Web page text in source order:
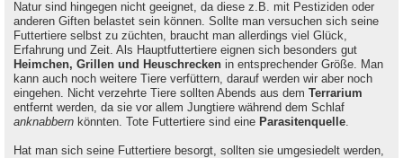
Natur sind hingegen nicht geeignet, da diese z.B. mit Pestiziden oder
anderen Giften belastet sein können. Sollte man versuchen sich seine
Futtertiere selbst zu züchten, braucht man allerdings viel Glück,
Erfahrung und Zeit. Als Hauptfuttertiere eignen sich besonders gut
Heimchen, Grillen und Heuschrecken in entsprechender Größe. Man
kann auch noch weitere Tiere verfüttern, darauf werden wir aber noch
eingehen. Nicht verzehrte Tiere sollten Abends aus dem Terrarium
entfernt werden, da sie vor allem Jungtiere während dem Schlaf
anknabbern könnten. Tote Futtertiere sind eine Parasitenquelle.
Hat man sich seine Futtertiere besorgt, sollten sie umgesiedelt werden,